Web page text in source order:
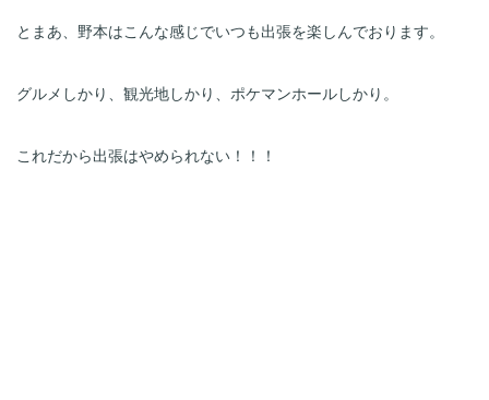
とまあ、野本はこんな感じでいつも出張を楽しんでおります。
グルメしかり、観光地しかり、ポケマンホールしかり。
これだから出張はやめられない！！！